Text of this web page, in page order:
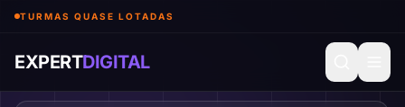
TURMAS QUASE LOTADAS
EXPERTDIGITAL